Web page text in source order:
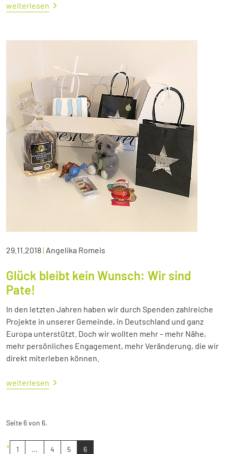
weiterlesen
29.11.2018| Angelika Romeis
Glück bleibt kein Wunsch: Wir sind
Pate!
In den letzten Jahren haben wir durch Spenden zahlreiche
Projekte in unserer Gemeinde, in Deutschland und ganz
Europa unterstützt. Doch wir wollten mehr – mehr Nähe,
mehr persönliches Engagement, mehr Veränderung, die wir
direkt miterleben können.
weiterlesen
Seite 6 von 6.
« 1 ... 4 5 6